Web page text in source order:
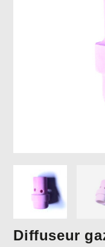
Diffuseur